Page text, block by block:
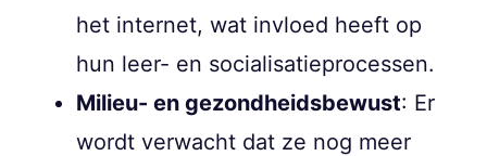
het internet, wat invloed heeft op
hun leer- en socialisatieprocessen.
Milieu- en gezondheidsbewust: Er
wordt verwacht dat ze nog meer